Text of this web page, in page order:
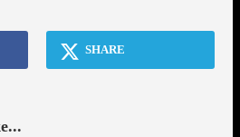
SHARE